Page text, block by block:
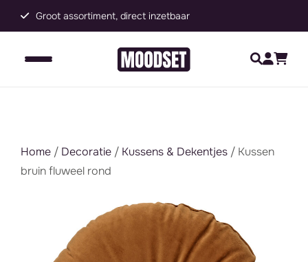
Groot assortiment, direct inzetbaar
Home / Decoratie / Kussens & Dekentjes / Kussen
bruin fluweel rond